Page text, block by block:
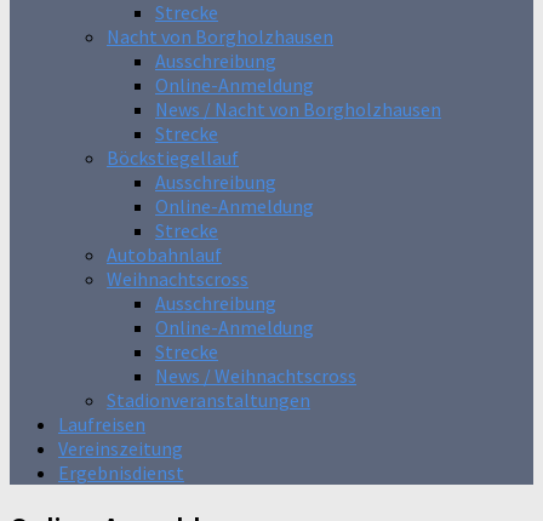
Strecke
Nacht von Borgholzhausen
Ausschreibung
Online-Anmeldung
News / Nacht von Borgholzhausen
Strecke
Böckstiegellauf
Ausschreibung
Online-Anmeldung
Strecke
Autobahnlauf
Weihnachtscross
Ausschreibung
Online-Anmeldung
Strecke
News / Weihnachtscross
Stadionveranstaltungen
Laufreisen
Vereinszeitung
Ergebnisdienst